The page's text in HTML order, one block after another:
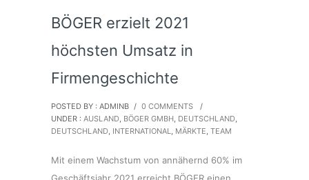
BÖGER erzielt 2021
höchsten Umsatz in
Firmengeschichte
POSTED BY : ADMINB / 0 COMMENTS
/
UNDER : AUSLAND, BÖGER GMBH, DEUTSCHLAND,
DEUTSCHLAND, INTERNATIONAL, MÄRKTE, TEAM
Mit einem Wachstum von annähernd 60% im